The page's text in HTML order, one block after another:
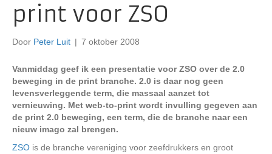
print voor ZSO
Door Peter Luit | 7 oktober 2008
Vanmiddag geef ik een presentatie voor ZSO over de 2.0
beweging in de print branche. 2.0 is daar nog geen
levensverleggende term, die massaal aanzet tot
vernieuwing. Met web-to-print wordt invulling gegeven aan
de print 2.0 beweging, een term, die de branche naar een
nieuw imago zal brengen.
ZSO is de branche vereniging voor zeefdrukkers en groot